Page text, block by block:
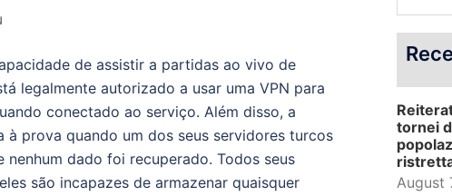
de assistir a partidas ao vivo de
legalmente autorizado a usar uma VPN para
conectado ao serviço. Além disso, a
à prova quando um dos seus servidores turcos
dado foi recuperado. Todos seus
são incapazes de armazenar quaisquer
tornei
August